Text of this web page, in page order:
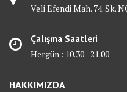
Veli Efendi Mah. 74. Sk.
Çalışma Saatleri
Hergün : 10.30 - 21.00
HAKKIMIZDA